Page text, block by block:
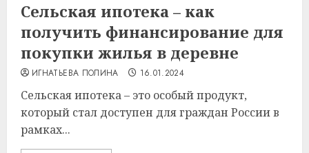
Сельская ипотека – как
получить финансирование для
покупки жилья в деревне
ИГНАТЬЕВА ПОЛИНА 16.01.2024
Сельская ипотека – это особый продукт,
который стал доступен для граждан России в
рамках...